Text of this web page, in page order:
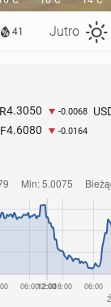
molo w
41 Jutro
4.3050 -0.0068
4.6080 -0.0164